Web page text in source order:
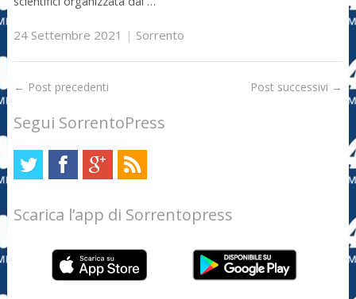
24 Settembre 2021 | Sorrento
← Post precedenti Post successivi →
Segui SorrentoPress
Scarica l’app di Sorrentopress